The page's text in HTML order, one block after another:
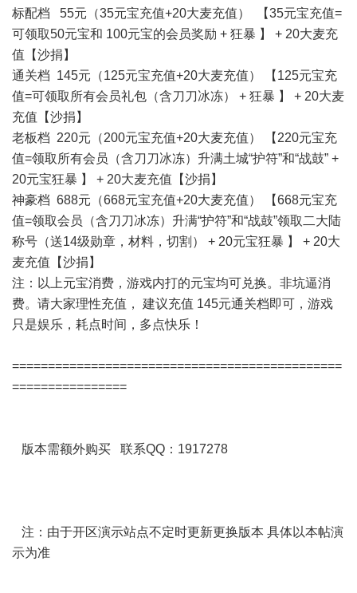
标配档 55元（35元宝充值+20大麦充值） 【35元宝充值=
可领取50元宝和 100元宝的会员奖励 + 狂暴 】 + 20大麦充
值【沙捐】
通关档 145元（125元宝充值+20大麦充值） 【125元宝充
值=可领取所有会员礼包（含刀刀冰冻） + 狂暴 】 + 20大麦
充值【沙捐】
老板档 220元（200元宝充值+20大麦充值） 【220元宝充
值=领取所有会员（含刀刀冰冻）升满土城“护符”和“战鼓” +
20元宝狂暴 】 + 20大麦充值【沙捐】
神豪档 688元（668元宝充值+20大麦充值） 【668元宝充
值=领取会员（含刀刀冰冻）升满“护符”和“战鼓”领取二大陆
称号（送14级勋章，材料，切割） + 20元宝狂暴 】 + 20大
麦充值【沙捐】
注：以上元宝消费，游戏内打的元宝均可兑换。非坑逼消
费。请大家理性充值， 建议充值 145元通关档即可，游戏
只是娱乐，耗点时间，多点快乐！
==============================================
================
版本需额外购买 联系QQ：1917278
注：由于开区演示站点不定时更新更换版本 具体以本帖演
示为准